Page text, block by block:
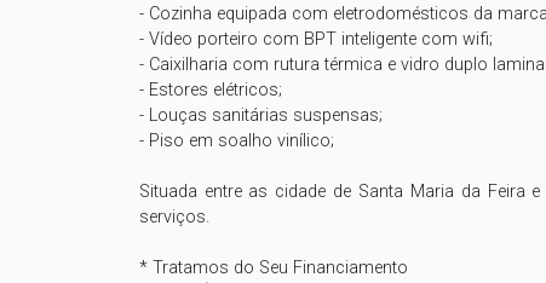
- Cozinha equipada com eletrodomésticos da
- Vídeo porteiro com BPT inteligente com wifi;
- Caixilharia com rutura térmica e vidro duplo
- Estores elétricos;
- Louças sanitárias suspensas;
- Piso em soalho vinílico;
Situada entre as cidade de Santa Maria da
serviços.
* Tratamos do Seu Financiamento